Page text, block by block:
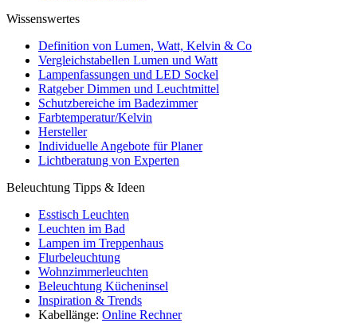
Wissenswertes
Definition von Lumen, Watt, Kelvin & Co
Vergleichstabellen Lumen und Watt
Lampenfassungen und LED Sockel
Ratgeber Dimmen und Leuchtmittel
Schutzbereiche im Badezimmer
Farbtemperatur/Kelvin
Hersteller
Individuelle Angebote für Planer
Lichtberatung von Experten
Beleuchtung Tipps & Ideen
Esstisch Leuchten
Leuchten im Bad
Lampen im Treppenhaus
Flurbeleuchtung
Wohnzimmerleuchten
Beleuchtung Kücheninsel
Inspiration & Trends
Kabellänge: Online Rechner